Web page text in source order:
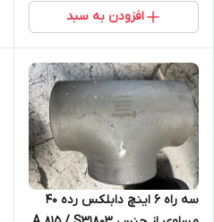
افزودن به سبد
سه راه 6 اینچ دابلکس رده 40